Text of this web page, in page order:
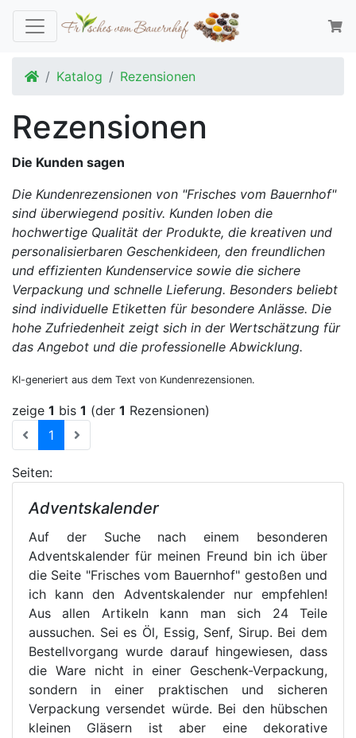
Startseite
Katalog Rezensionen
Rezensionen
Die Kunden sagen
Die Kundenrezensionen von "Frisches vom Bauernhof"
sind überwiegend positiv. Kunden loben die
hochwertige Qualität der Produkte, die kreativen und
personalisierbaren Geschenkideen, den freundlichen
und effizienten Kundenservice sowie die sichere
Verpackung und schnelle Lieferung. Besonders beliebt
sind individuelle Etiketten für besondere Anlässe. Die
hohe Zufriedenheit zeigt sich in der Wertschätzung für
das Angebot und die professionelle Abwicklung.
KI-generiert aus dem Text von Kundenrezensionen.
zeige 1 bis 1 (der 1 Rezensionen)
1 (current)
Seiten:
Adventskalender
Auf der Suche nach einem besonderen
Adventskalender für meinen Freund bin ich über
die Seite "Frisches vom Bauernhof" gestoßen und
ich kann den Adventskalender nur empfehlen!
Aus allen Artikeln kann man sich 24 Teile
aussuchen. Sei es Öl, Essig, Senf, Sirup. Bei dem
Bestellvorgang wurde darauf hingewiesen, dass
die Ware nicht in einer Geschenk-Verpackung,
sondern in einer praktischen und sicheren
Verpackung versendet würde. Bei den hübschen
kleinen Gläsern ist aber eine dekorative